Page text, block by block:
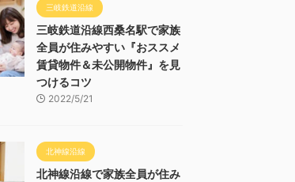
三岐鉄道沿線
三岐鉄道沿線西桑名駅で家族
全員が住みやすい『おススメ
賃貸物件＆未公開物件』を見
つけるコツ
2022/5/21
北神線沿線
北神線沿線で家族全員が住み